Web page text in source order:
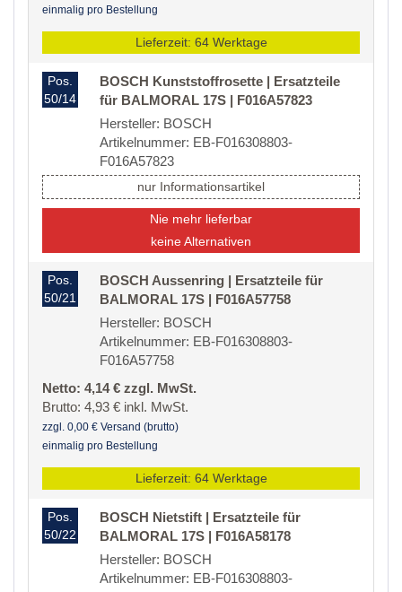
einmalig pro Bestellung
Lieferzeit: 64 Werktage
Pos.
50/14
BOSCH Kunststoffrosette | Ersatzteile
für BALMORAL 17S | F016A57823
Hersteller: BOSCH
Artikelnummer: EB-F016308803-
F016A57823
nur Informationsartikel
Nie mehr lieferbar
keine Alternativen
Pos.
50/21
BOSCH Aussenring | Ersatzteile für
BALMORAL 17S | F016A57758
Hersteller: BOSCH
Artikelnummer: EB-F016308803-
F016A57758
Netto: 4,14 € zzgl. MwSt.
Brutto: 4,93 € inkl. MwSt.
zzgl. 0,00 € Versand (brutto)
einmalig pro Bestellung
Lieferzeit: 64 Werktage
Pos.
50/22
BOSCH Nietstift | Ersatzteile für
BALMORAL 17S | F016A58178
Hersteller: BOSCH
Artikelnummer: EB-F016308803-